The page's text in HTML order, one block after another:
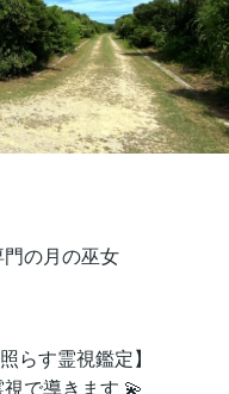
の月の巫女
らす霊視鑑定】
で導きます 💫